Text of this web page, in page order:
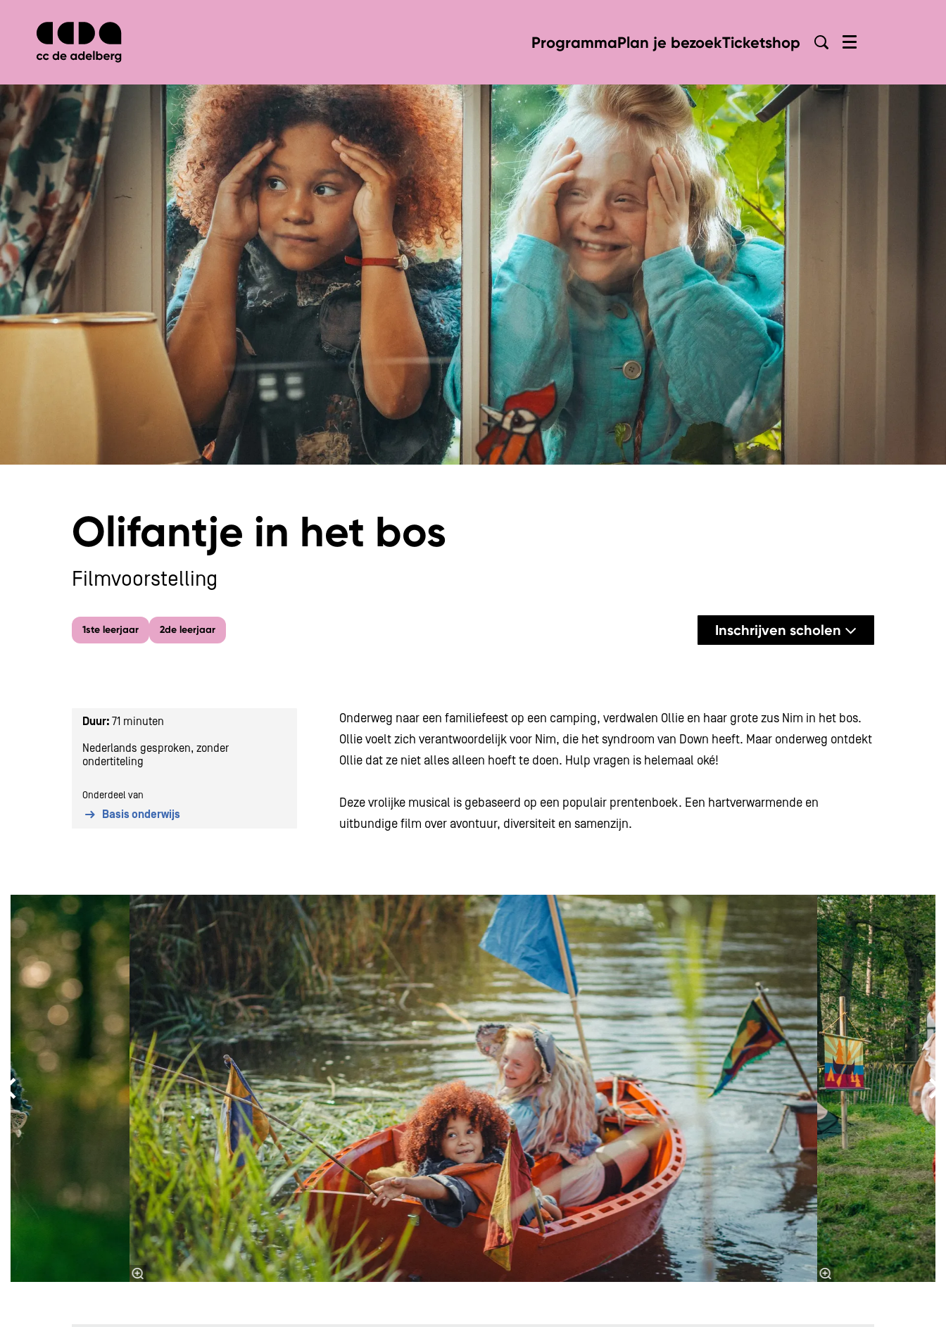
ProgrammaPlan je bezoekTicketshop Menu
Olifantje in het bos
Filmvoorstelling
1ste leerjaar 2de leerjaar Inschrijven scholen
Onderweg naar een familiefeest op een camping, verdwalen Ollie en haar grote zus Nim in het bos.
Ollie voelt zich verantwoordelijk voor Nim, die het syndroom van Down heeft. Maar onderweg ontdekt
Ollie dat ze niet alles alleen hoeft te doen. Hulp vragen is helemaal oké!
Deze vrolijke musical is gebaseerd op een populair prentenboek. Een hartverwarmende en
uitbundige film over avontuur, diversiteit en samenzijn.
Duur: 71 minuten
Nederlands gesproken, zonder
ondertiteling
Onderdeel van
Basis onderwijs